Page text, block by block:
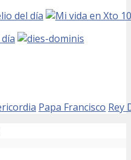
del día
Papa Francisco Rey